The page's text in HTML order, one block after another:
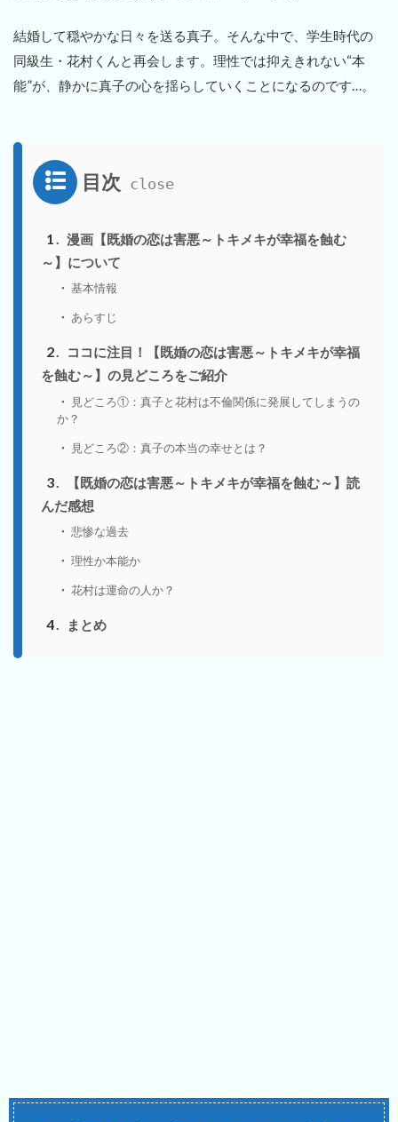
結婚して穏やかな日々を送る真子。そんな中で、学生時代の
同級生・花村くんと再会します。理性では抑えきれない“本
能”が、静かに真子の心を揺らしていくことになるのです…。
目次
1
漫画【既婚の恋は害悪～トキメキが幸福を蝕む
～】について
基本情報
あらすじ
2
ココに注目！【既婚の恋は害悪～トキメキが幸福
を蝕む～】の見どころをご紹介
見どころ①：真子と花村は不倫関係に発展してしまうの
か？
見どころ②：真子の本当の幸せとは？
3
【既婚の恋は害悪～トキメキが幸福を蝕む～】読
んだ感想
悲惨な過去
理性か本能か
花村は運命の人か？
4 まとめ